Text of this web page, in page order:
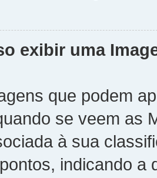
exibir uma
que podem
se veem as
à sua
indicando a